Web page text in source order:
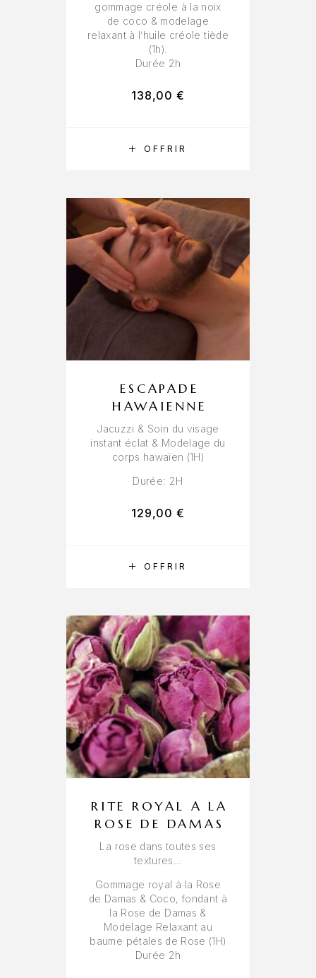
RÉSERVER
OFFRIR
gommage créole à la noix
de coco & modelage
relaxant à l’huile créole tiède
(1h).
Durée 2h
138,00 €
RÉSERVER
OFFRIR
ESCAPADE
HAWAIENNE
Jacuzzi & Soin du visage
instant éclat & Modelage du
corps hawaïen (1H)
Durée: 2H
129,00 €
RITE ROYAL A LA
ROSE DE DAMAS
La rose dans toutes ses
textures…
Gommage royal à la Rose
de Damas & Coco, fondant à
la Rose de Damas &
Modelage Relaxant au
baume pétales de Rose (1H)
Durée 2h